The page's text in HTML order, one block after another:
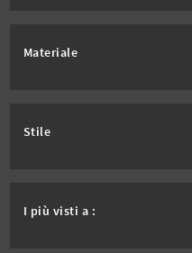
Materiale
Stile
I più visti a :